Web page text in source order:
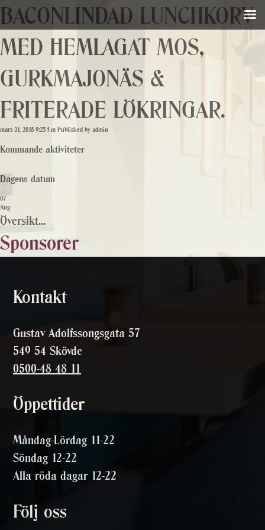
BACONLINDAD LUNCHKORV
MED HEMLAGAT MOS,
GURKMAJONÄS &
FRITERADE LÖKRINGAR.
mars 31, 2018 9:25 f m Published by admin
Kommande aktiviteter
Dagens datum
07
Aug
Översikt...
Sponsorer
Kontakt
Gustav Adolfssongsgata 57
549 54 Skövde
0500-48 48 11
Öppettider
Måndag-Lördag 11-22
Söndag 12-22
Alla röda dagar 12-22
Följ oss